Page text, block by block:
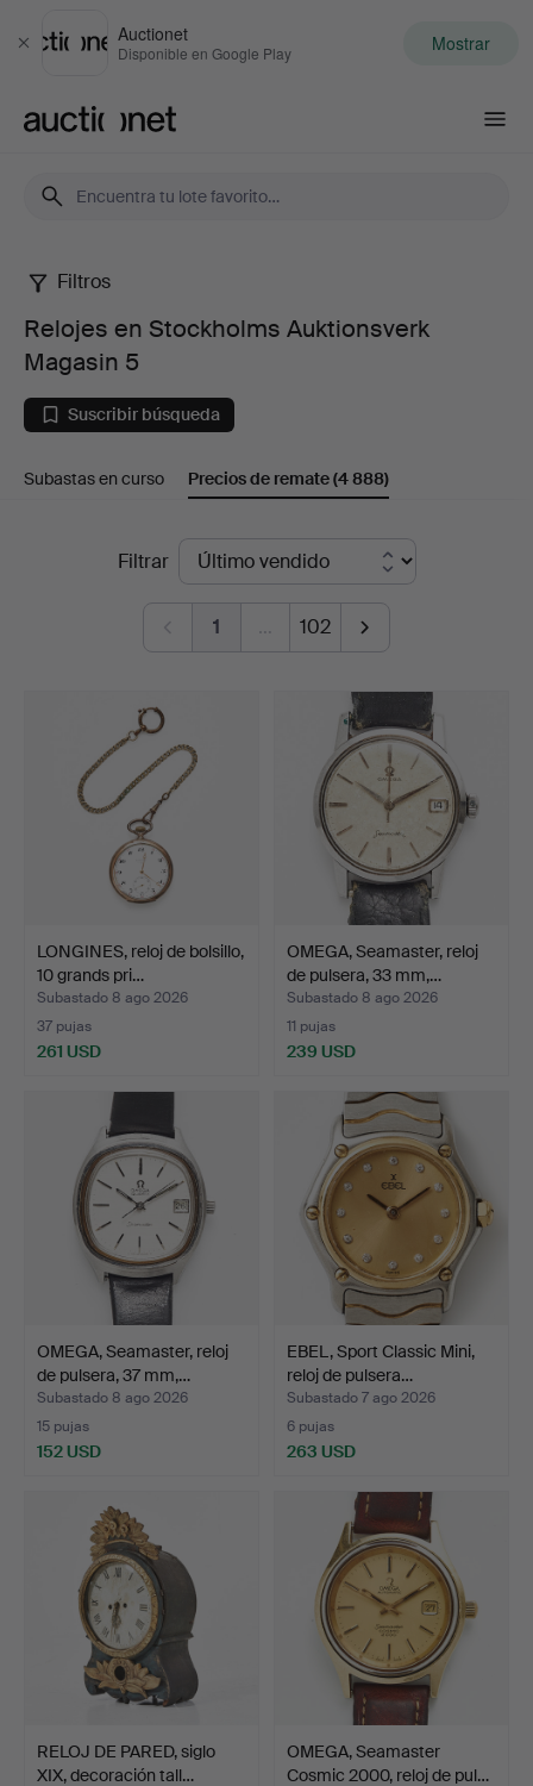
Cerrar
Auctionet
Disponible en Google Play Mostrar
Relojes
en
Stockholms
Auktionsverk
Filtros
Relojes en Stockholms Auktionsverk
Magasin 5
Suscribir búsqueda
Subastas en curso Precios de remate(4 888)
Filtrar
1 … 102
LONGINES, reloj de bolsillo,
10 grands pri…
Subastado 8 ago 2026
37 pujas
261 USD
OMEGA, Seamaster, reloj
de pulsera, 33 mm,…
Subastado 8 ago 2026
11 pujas
239 USD
OMEGA, Seamaster, reloj
de pulsera, 37 mm,…
Subastado 8 ago 2026
15 pujas
152 USD
EBEL, Sport Classic Mini,
reloj de pulsera…
Subastado 7 ago 2026
6 pujas
263 USD
RELOJ DE PARED, siglo
XIX, decoración tall…
OMEGA, Seamaster
Cosmic 2000, reloj de pul…